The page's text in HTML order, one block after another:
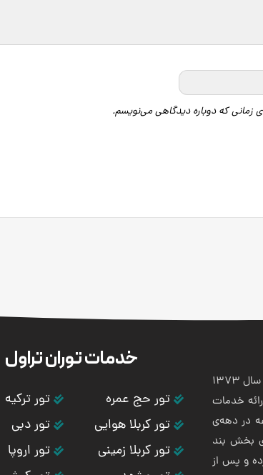
زمانی که دوباره دیدگاهی می‌نویسم.
شرکت خدمات مسافرتی و هوایی توران باستان در سال 1373
خدمات
در دهه‌ی
بخش بند
و پس از
خدمات توران تراول
تور حج عمره
تور کربلا هوایی
تور کربلا زمینی
تور ترکیه
تور دبی
تور اروپا